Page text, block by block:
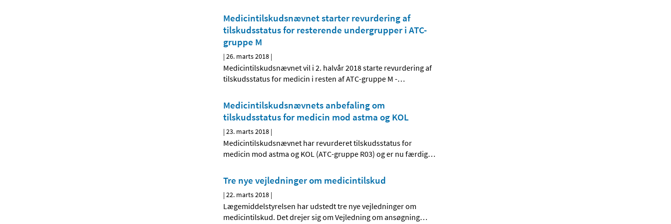
Medicintilskudsnævnet starter revurdering af
tilskudsstatus for resterende undergrupper i ATC-
gruppe M
|26. marts 2018 |
Medicintilskudsnævnet vil i 2. halvår 2018 starte revurdering af
tilskudsstatus for medicin i resten af ATC-gruppe M -…
Medicintilskudsnævnets anbefaling om
tilskudsstatus for medicin mod astma og KOL
|23. marts 2018 |
Medicintilskudsnævnet har revurderet tilskudsstatus for
medicin mod astma og KOL (ATC-gruppe R03) og er nu færdig…
Tre nye vejledninger om medicintilskud
|22. marts 2018 |
Lægemiddelstyrelsen har udstedt tre nye vejledninger om
medicintilskud. Det drejer sig om Vejledning om ansøgning…